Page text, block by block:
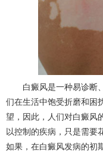
白癜风是一种易诊断、
们在生活中饱受折磨和困
望，因此，人们对白癜风
以控制的疾病，只是需要
如果，在白癜风发病的初